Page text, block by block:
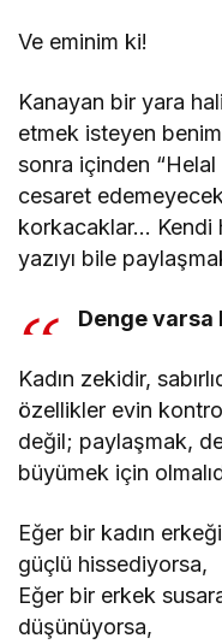
Ve eminim ki!
Kanayan bir yara
etmek isteyen
sonra içinden
cesaret
korkacaklar… Kendi
yazıyı bile
Denge varsa
Kadın zekidir,
özellikler evin
değil; paylaşmak,
büyümek için
Eğer bir kadın
güçlü hissediyorsa,
Eğer bir erkek
düşünüyorsa,